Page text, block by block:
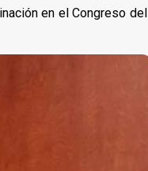
en el Congreso del